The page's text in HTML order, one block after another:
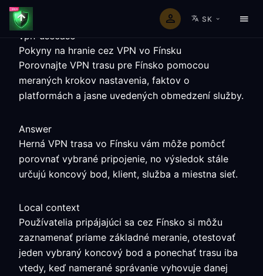
SK
vpn-usecase
Pokyny na hranie cez VPN vo Fínsku
Porovnajte VPN trasu pre Fínsko pomocou
meraných krokov nastavenia, faktov o
platformách a jasne uvedených obmedzení služby.
Answer
Herná VPN trasa vo Fínsku vám môže pomôcť
porovnať vybrané pripojenie, no výsledok stále
určujú koncový bod, klient, služba a miestna sieť.
Local context
Používatelia pripájajúci sa cez Fínsko si môžu
zaznamenať priame základné meranie, otestovať
jeden vybraný koncový bod a ponechať trasu iba
vtedy, keď namerané správanie vyhovuje danej